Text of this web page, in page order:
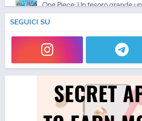
One Piece: Un tesoro grande
Special - 2003 - 46 min/ep
One Piece: L'ultima esibizione
Special - 2003 - 45 min/ep
One Piece: L'ultima esibizione
Special - 2003 - 45 min/ep
SEGUICI SU